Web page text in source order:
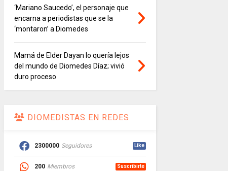
‘Mariano Saucedo’, el personaje que
encarna a periodistas que se la
‘montaron’ a Diomedes
Mamá de Elder Dayan lo quería lejos
del mundo de Diomedes Díaz; vivió
duro proceso
DIOMEDISTAS EN REDES
2300000 Seguidores Like
200 Miembros Suscribirte